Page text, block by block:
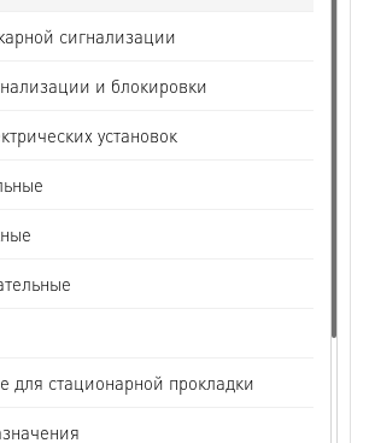
сигнализации
и блокировки
установок
для стационарной прокладки